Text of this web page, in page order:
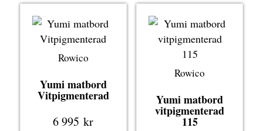
Rowico
Yumi matbord
Vitpigmenterad
6 995kr
Rowico
Yumi matbord
vitpigmenterad
115